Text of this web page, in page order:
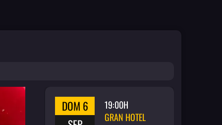
DOM 6
19:00H
GRAN HOTEL